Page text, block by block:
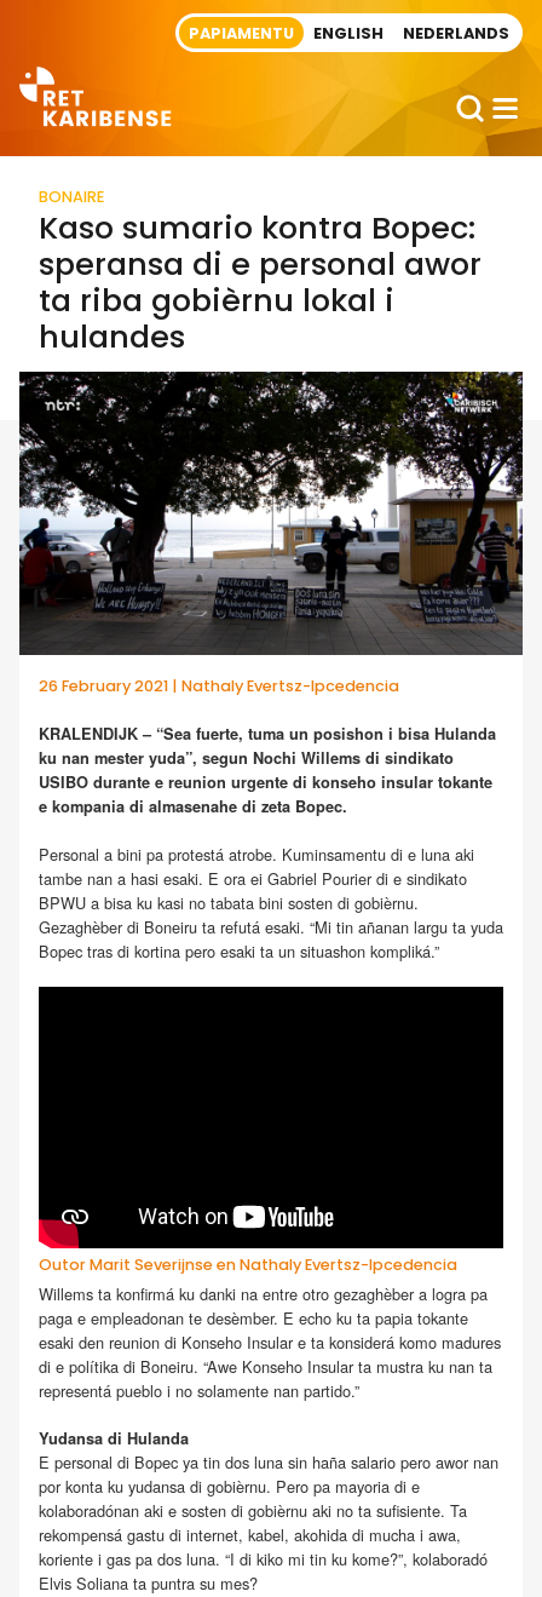
PAPIAMENTU ENGLISH NEDERLANDS
BONAIRE
Kaso sumario kontra Bopec:
speransa di e personal awor
ta riba gobièrnu lokal i
hulandes
26 February 2021 | Nathaly Evertsz-Ipcedencia
KRALENDIJK – “Sea fuerte, tuma un posishon i bisa Hulanda
ku nan mester yuda”, segun Nochi Willems di sindikato
USIBO durante e reunion urgente di konseho insular tokante
e kompania di almasenahe di zeta Bopec.
Personal a bini pa protestá atrobe. Kuminsamentu di e luna aki
tambe nan a hasi esaki. E ora ei Gabriel Pourier di e sindikato
BPWU a bisa ku kasi no tabata bini sosten di gobièrnu.
Gezaghèber di Boneiru ta refutá esaki. “Mi tin añanan largu ta yuda
Bopec tras di kortina pero esaki ta un situashon kompliká.”
Outor Marit Severijnse en Nathaly Evertsz-Ipcedencia
Willems ta konfirmá ku danki na entre otro gezaghèber a logra pa
paga e empleadonan te desèmber. E echo ku ta papia tokante
esaki den reunion di Konseho Insular e ta konsiderá komo madures
di e polítika di Boneiru. “Awe Konseho Insular ta mustra ku nan ta
representá pueblo i no solamente nan partido.”
Yudansa di Hulanda
E personal di Bopec ya tin dos luna sin haña salario pero awor nan
por konta ku yudansa di gobièrnu. Pero pa mayoria di e
kolaboradónan aki e sosten di gobièrnu aki no ta sufisiente. Ta
rekompensá gastu di internet, kabel, akohida di mucha i awa,
koriente i gas pa dos luna. “I di kiko mi tin ku kome?”, kolaboradó
Elvis Soliana ta puntra su mes?